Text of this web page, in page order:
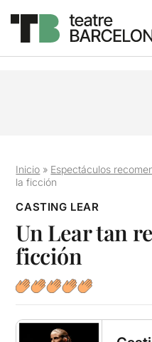
Inicio » Espectáculos
la ficción
CASTING LEAR
Un Lear tan
ficción